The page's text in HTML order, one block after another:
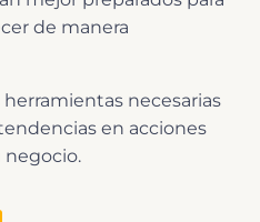
de manera
necesarias
en acciones